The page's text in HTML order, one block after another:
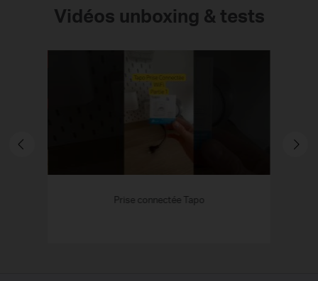
Vidéos unboxing & tests
Prise connectée Tapo